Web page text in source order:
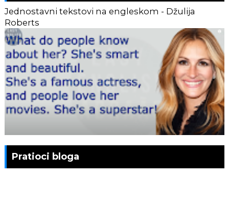
Jednostavni tekstovi na engleskom - Džulija
Roberts
Pratioci bloga